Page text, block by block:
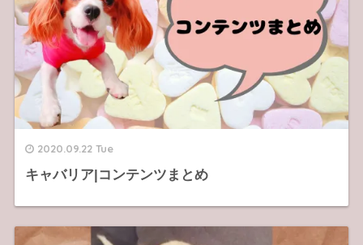
2020.09.22 Tue
キャバリア|コンテンツまとめ